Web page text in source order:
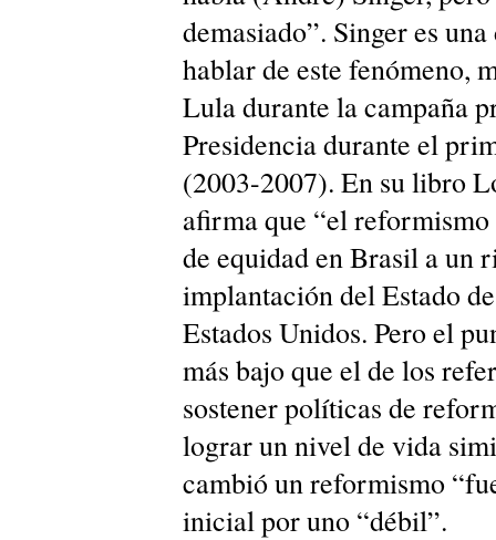
demasiado”. Singer es
hablar de este fenómeno,
Lula durante la campaña
Presidencia durante el
(2003-2007). En su libro
afirma que “el
de equidad en Brasil a un
implantación del Estado
Estados Unidos. Pero el
más bajo que el de los
sostener políticas de
lograr un nivel de vida
cambió un reformismo
inicial por uno “débil”.